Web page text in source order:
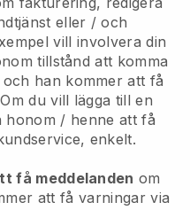
eller / och
vill involvera din
tillstånd att komma
han kommer att få
Om du vill lägga till en
honom / henne att få
enkelt.
få meddelanden om
att få varningar via